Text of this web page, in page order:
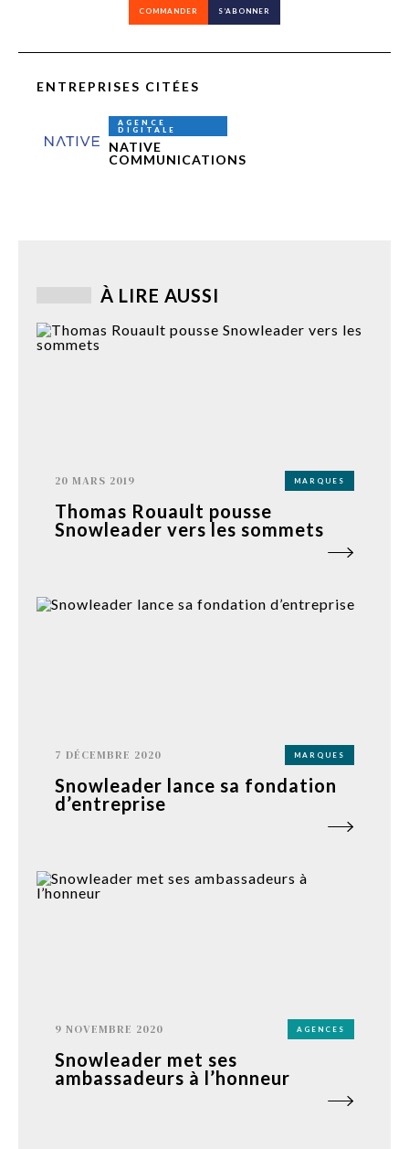
COMMANDER S’ABONNER
ENTREPRISES CITÉES
AGENCE
DIGITALE
NATIVE
COMMUNICATIONS
À LIRE AUSSI
20 MARS 2019 MARQUES
Thomas Rouault pousse
Snowleader vers les sommets
7 DÉCEMBRE 2020 MARQUES
Snowleader lance sa fondation
d’entreprise
9 NOVEMBRE 2020 AGENCES
Snowleader met ses
ambassadeurs à l’honneur